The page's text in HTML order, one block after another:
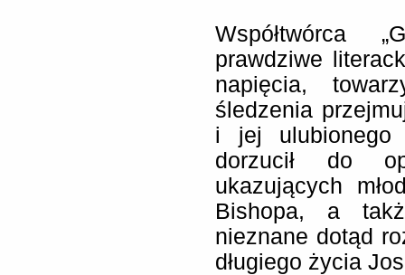
Współtwórca
prawdziwe
napięcia,
śledzenia
i jej ulubionego
dorzucił do
ukazujących
Bishopa, a
nieznane dotąd
długiego życia